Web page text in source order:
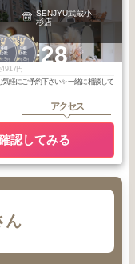
中目
が丘・
学大
年 9月
3
代官山・中目
黒・自由が丘・
武蔵小杉・学大
2025年 8月+28
SENJYU武蔵小
杉店
円
軽にご予約下さい✨ 一緒に相談して
アクセス
認してみる
ん